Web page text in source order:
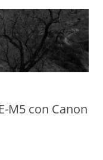
M5 con Canon